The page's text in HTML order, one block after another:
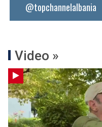
@topchannelalbania
Video »